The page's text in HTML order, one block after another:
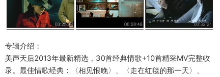
专辑介绍：
美声天后2013年最新精选，30首经典情歌+10首精采MV完整收
录。最佳情歌经典：〈相见恨晚〉、〈走在红毯的那一天〉、